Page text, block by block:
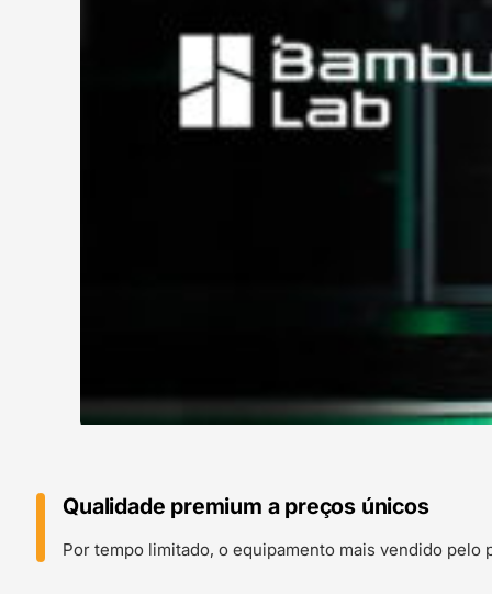
Qualidade premium a preços únicos
Por tempo limitado, o equipamento mais vendido pelo